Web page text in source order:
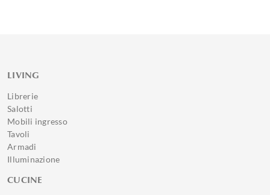
LIVING
Librerie
Salotti
Mobili ingresso
Tavoli
Armadi
Illuminazione
CUCINE